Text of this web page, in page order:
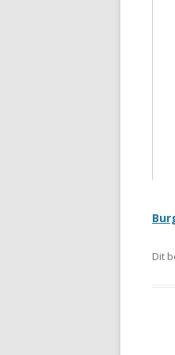
Dit